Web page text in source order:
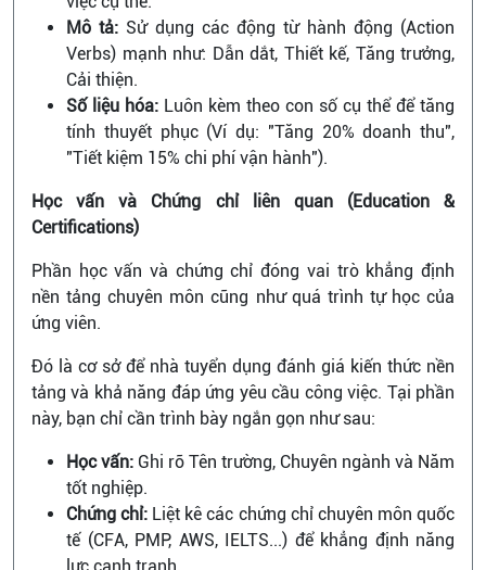
Mô tả: Sử dụng các động từ hành động (Action
Verbs) mạnh như: Dẫn dắt, Thiết kế, Tăng trưởng,
Cải thiện.
Số liệu hóa: Luôn kèm theo con số cụ thể để tăng
tính thuyết phục (Ví dụ: "Tăng 20% doanh thu",
"Tiết kiệm 15% chi phí vận hành").
Học vấn và Chứng chỉ liên quan (Education &
Certifications)
Phần học vấn và chứng chỉ đóng vai trò khẳng định
nền tảng chuyên môn cũng như quá trình tự học của
ứng viên.
Đó là cơ sở để nhà tuyển dụng đánh giá kiến thức nền
tảng và khả năng đáp ứng yêu cầu công việc. Tại phần
này, bạn chỉ cần trình bày ngắn gọn như sau:
Học vấn: Ghi rõ Tên trường, Chuyên ngành và Năm
tốt nghiệp.
Chứng chỉ: Liệt kê các chứng chỉ chuyên môn quốc
tế (CFA, PMP, AWS, IELTS...) để khẳng định năng